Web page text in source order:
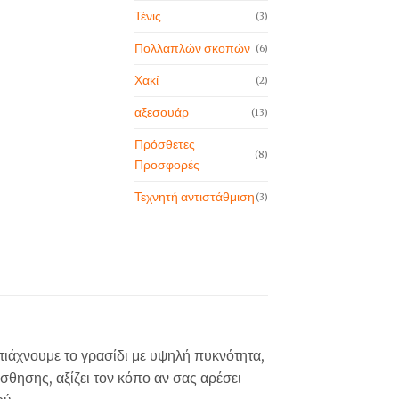
Τένις (3)
Πολλαπλών σκοπών (6)
Χακί (2)
αξεσουάρ (13)
Πρόσθετες
Προσφορές
(8)
Τεχνητή αντιστάθμιση (3)
το γρασίδι με υψηλή πυκνότητα,
αξίζει τον κόπο αν σας αρέσει